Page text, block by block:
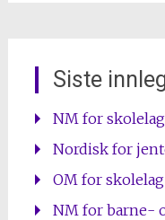
Siste
NM for
Nordisk for
OM for
NM for barne-